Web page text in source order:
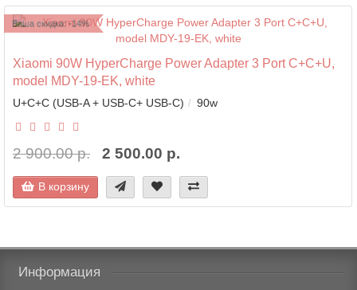
Ваша скидка: -14%
Xiaomi 90W HyperCharge Power Adapter 3 Port C+C+U,
model MDY-19-EK, white
U+C+C (USB-A + USB-C+ USB-C) 90w
2 900.00 р. 2 500.00 р.
В корзину
Информация